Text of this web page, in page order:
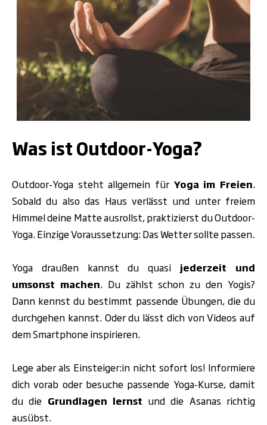
Was ist Outdoor-Yoga?
Outdoor-Yoga steht allgemein für Yoga im Freien.
Sobald du also das Haus verlässt und unter freiem
Himmel deine Matte ausrollst, praktizierst du Outdoor-
Yoga. Einzige Voraussetzung:Das Wetter sollte passen.
Yoga draußen kannst du quasi jederzeit und
umsonst machen. Du zählst schon zu den Yogis?
Dann kennst du bestimmt passende Übungen, die du
durchgehen kannst. Oder du lässt dich von Videos auf
dem Smartphone inspirieren.
Lege aber als Einsteiger:in nicht sofort los! Informiere
dich vorab oder besuche passende Yoga-Kurse, damit
du die Grundlagen lernst und die Asanas richtig
ausübst.